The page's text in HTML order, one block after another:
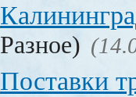
Разное)
Поставки